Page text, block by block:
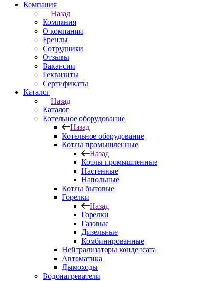
Компания
Назад
Компания
О компании
Бренды
Сотрудники
Отзывы
Вакансии
Реквизиты
Сертификаты
Каталог
Назад
Каталог
Котельное оборудование
Назад
Котельное оборудование
Котлы промышленные
Назад
Котлы промышленные
Настенные
Напольные
Котлы бытовые
Горелки
Назад
Горелки
Газовые
Дизельные
Комбинированные
Нейтрализаторы конденсата
Автоматика
Дымоходы
Водонагреватели